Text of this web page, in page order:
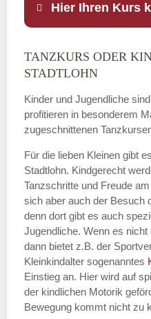
Hier Ihren Kurs
Name
E-Mail*
Name der
Kontakt E-Mail
TANZKURS ODER
STADTLOHN
Kinder und Jugendliche
profitieren in besonderem
zugeschnittenen
Für die lieben Kleinen gibt
Stadtlohn. Kindgerecht
Tanzschritte und Freude
sich aber auch der Besuch
denn dort gibt es auch
Jugendliche. Wenn es nicht
dann bietet z.B. der
Kleinkindalter sogenanntes
Einstieg an. Hier wird auf
der kindlichen Motorik
Bewegung kommt nicht zu